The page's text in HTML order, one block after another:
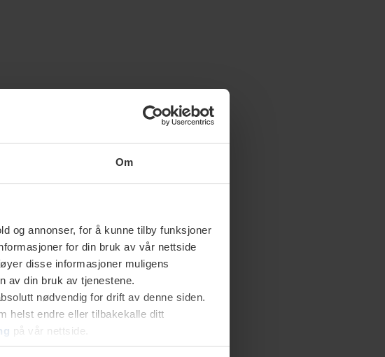
Om
og annonser, for å kunne tilby funksjoner
for din bruk av vår nettside
disse informasjoner muligens
av din bruk av tjenestene.
nødvendig for drift av denne siden.
helst endre eller tilbakekalle ditt
på vår nettside.